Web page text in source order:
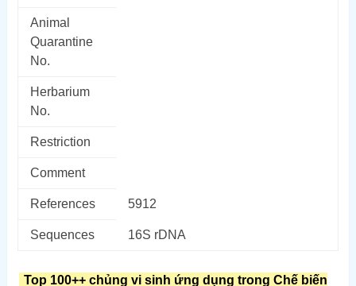
Animal
Quarantine
No.
Herbarium
No.
Restriction
Comment
References 5912
Sequences 16S rDNA
Top 100++ chủng vi sinh ứng dụng trong Chế biến